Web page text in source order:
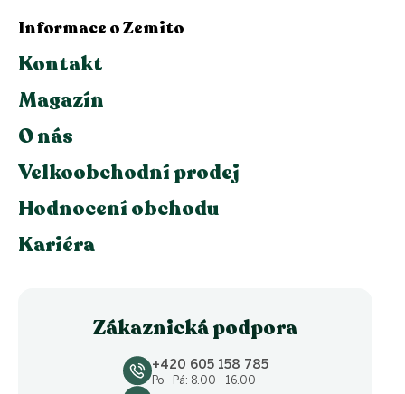
Informace o Zemito
Kontakt
Magazín
O nás
Velkoobchodní prodej
Hodnocení obchodu
Kariéra
Zákaznická podpora
+420 605 158 785
Po - Pá: 8.00 - 16.00